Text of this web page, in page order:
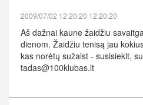
2009/07/02 12:20:20 12:20:20
Aš dažnai kaune žaidžiu
dienom. Žaidžiu tenisą jau
kas norėtų sužaist - susisiekit,
tadas@100klubas.lt